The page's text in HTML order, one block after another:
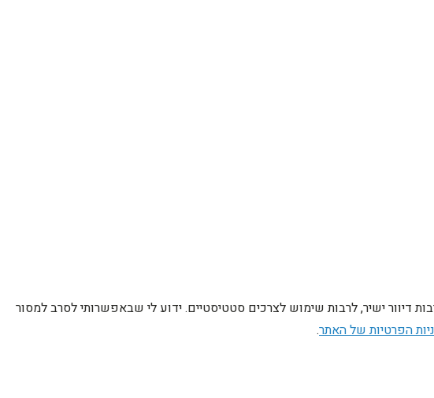
ישיר, לרבות שימוש לצרכים סטטיסטיים. ידוע לי שבאפשרותי לסרב למסור
הפרטיות של האתר.